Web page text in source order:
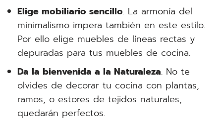
Elige mobiliario sencillo. La armonía del
minimalismo impera también en este estilo.
Por ello elige muebles de líneas rectas y
depuradas para tus muebles de cocina.
Da la bienvenida a la Naturaleza. No te
olvides de decorar tu cocina con plantas,
ramos, o estores de tejidos naturales,
quedarán perfectos.